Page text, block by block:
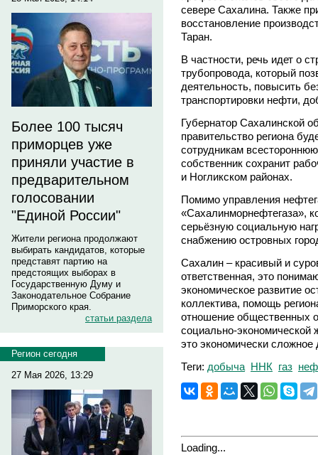
Более 100 тысяч
приморцев уже
приняли участие в
предварительном
голосовании
"Единой России"
Жители региона продолжают
выбирать кандидатов, которые
представят партию на
предстоящих выборах в
Государственную Думу и
Законодательное Собрание
Приморского края.
статьи раздела
Регион сегодня
27 Мая 2026, 13:29
севере Сахалина. Также
восстановление
Таран.
В частности, речь идет о
трубопровода, который
деятельность, повысить
транспортировки нефти,
Губернатор Сахалинской
правительство региона
сотрудникам
собственник сохранит
и Ногликском районах.
Помимо управления
«Сахалинморнефтегаза»,
серьёзную социальную
снабжению островных
Сахалин – красивый и
ответственная, это
экономическое развитие
коллектива, помощь
отношение общественных
социально-экономической
это экономически
Теги: добыча ННК газ
Loading...